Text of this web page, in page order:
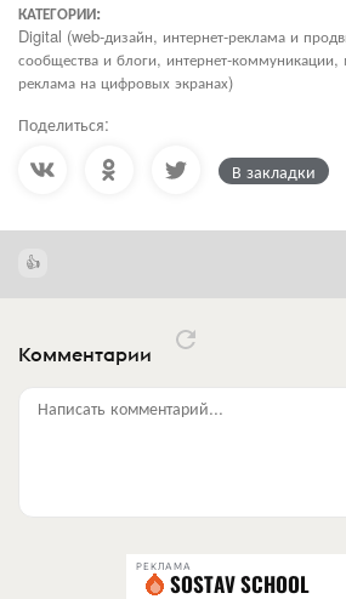
КАТЕГОРИИ:
Digital (web-дизайн, интернет-реклама и
сообщества и блоги, интернет-
реклама на цифровых экранах)
Поделиться:
В закладки
Комментарии
Написать комментарий...
РЕКЛАМА